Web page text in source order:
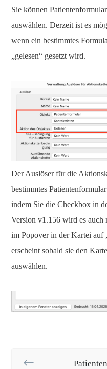
Sie können
auswählen. Derzeit ist es
wenn ein bestimmtes
„gelesen“ gesetzt wird.
Der Auslöser für die
bestimmtes
indem Sie die Checkbox in
Version v1.156 wird es auch
im Popover in der Kartei auf
erscheint sobald sie den
auswählen.